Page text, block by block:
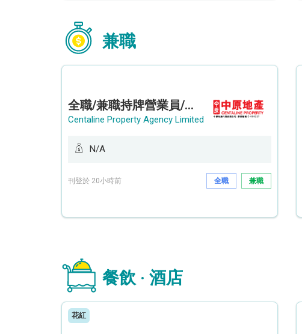
兼職
全職/兼職持牌營業員/持牌地產代理 (長沙灣/將軍澳/油塘)
Centaline Property Agency Limited
N/A
刊登於 20小時前 全職 兼職
餐飲 · 酒店
花紅